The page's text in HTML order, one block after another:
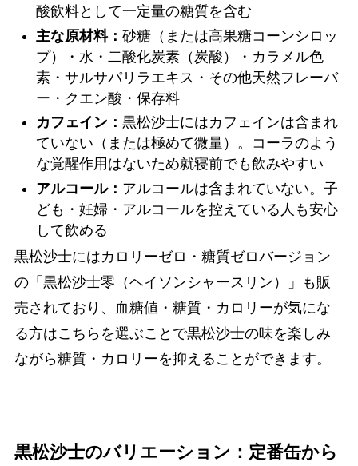
酸飲料として一定量の糖質を含む
主な原材料： 砂糖（または高果糖コーンシロッ
プ）・水・二酸化炭素（炭酸）・カラメル色
素・サルサパリラエキス・その他天然フレーバ
ー・クエン酸・保存料
カフェイン： 黒松沙士にはカフェインは含まれ
ていない（または極めて微量）。コーラのよう
な覚醒作用はないため就寝前でも飲みやすい
アルコール： アルコールは含まれていない。子
ども・妊婦・アルコールを控えている人も安心
して飲める
黒松沙士にはカロリーゼロ・糖質ゼロバージョン
の「黒松沙士零（ヘイソンシャースリン）」も販
売されており、血糖値・糖質・カロリーが気にな
る方はこちらを選ぶことで黒松沙士の味を楽しみ
ながら糖質・カロリーを抑えることができます。
黒松沙士のバリエーション：定番缶から